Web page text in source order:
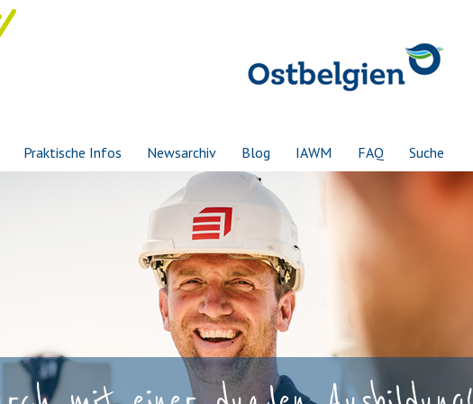
Praktische Infos Newsarchiv Blog IAWM FAQ Suche